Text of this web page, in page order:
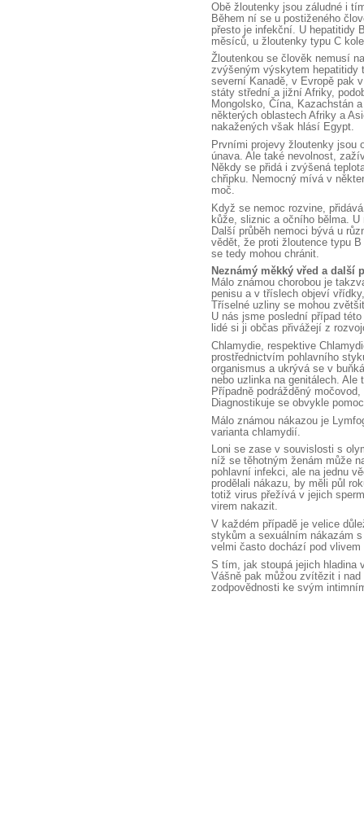
Obě žloutenky jsou záludné i
Během ní se u postiženého
přesto je infekční. U hepatitidy
měsíců, u žloutenky typu C
Žloutenkou se člověk nemusí
zvýšeným výskytem hepatitidy
severní Kanadě, v Evropě pak
státy střední a jižní Afriky,
Mongolsko, Čína, Kazachstán
některých oblastech Afriky a
nakažených však hlásí Egypt.
Prvními projevy žloutenky jsou
únava. Ale také nevolnost,
Někdy se přidá i zvýšená
chřipku. Nemocný mívá v
moč.
Když se nemoc rozvine,
kůže, sliznic a očního bělma.
Další průběh nemoci bývá u
vědět, že proti žloutence typu
se tedy mohou chránit.
Neznámý měkký vřed a další
Málo známou chorobou je
penisu a v tříslech objeví
Tříselné uzliny se mohou
U nás jsme poslední případ
lidé si ji občas přivážejí z
Chlamydie, respektive
prostřednictvím pohlavního
organismus a ukrývá se v
nebo uzlinka na genitálech.
Případně podrážděný
Diagnostikuje se obvykle
Málo známou nákazou je
varianta chlamydií.
Loni se zase v souvislosti s
níž se těhotným ženám může
pohlavní infekci, ale na jednu
prodělali nákazu, by měli půl
totiž virus přežívá v jejich
virem nakazit.
V každém případě je velice
stykům a sexuálním nákazám
velmi často dochází pod vlivem
S tím, jak stoupá jejich hladina
Vášně pak můžou zvítězit i nad
zodpovědnosti ke svým